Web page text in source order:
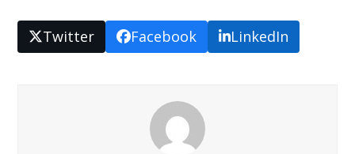
Twitter Facebook LinkedIn